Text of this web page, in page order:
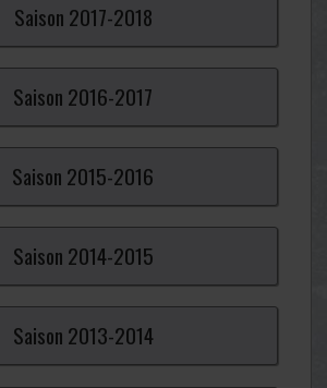
Saison 2017-2018
Saison 2016-2017
Saison 2015-2016
Saison 2014-2015
Saison 2013-2014